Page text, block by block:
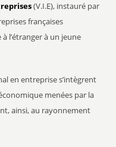
(V.I.E), instauré par
françaises
l’étranger à un jeune
en entreprise s’intègrent
menées par la
ainsi, au rayonnement